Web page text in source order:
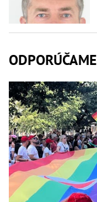
ODPORÚČAME